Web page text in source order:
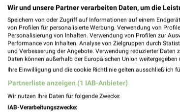
Leistner Reisen Zwickau
08056 Zwickau
Wir und unsere Partner verarbeiten Daten, um die
Speichern von oder Zugriff auf Informationen auf einem
von Profilen für personalisierte Werbung. Verwendung von
Personalisierung von Inhalten. Verwendung von Profilen zur
Performance von Inhalten. Analyse von Zielgruppen durch
und Verbesserung der Angebote. Verwendung reduzierter Daten
Daten können außerhalb der Europäischen Union weitergegeben
Ihre Einwilligung und die cookie Richtlinie gelten ausschließlich
Partnerliste anzeigen (1 IAB-Anbieter)
Wir nutzen Ihre Daten für folgende Zwecke:
IAB-Verarbeitungszwecke: